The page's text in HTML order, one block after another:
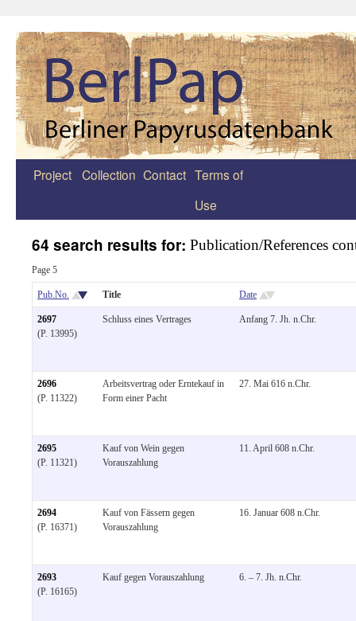
Zum
Project Collection Contact Terms of
Use
64 search results for: Publication/References
Page 5
Pub.No. Title Date
2697
(P. 13995)
Schluss eines Vertrages Anfang 7. Jh. n.Chr.
2696
(P. 11322)
Arbeitsvertrag oder Erntekauf in
Form einer Pacht
27. Mai 616 n.Chr.
2695
(P. 11321)
Kauf von Wein gegen
Vorauszahlung
11. April 608 n.Chr.
2694
(P. 16371)
Kauf von Fässern gegen
Vorauszahlung
16. Januar 608 n.Chr.
2693
(P. 16165)
Kauf gegen Vorauszahlung 6. – 7. Jh. n.Chr.